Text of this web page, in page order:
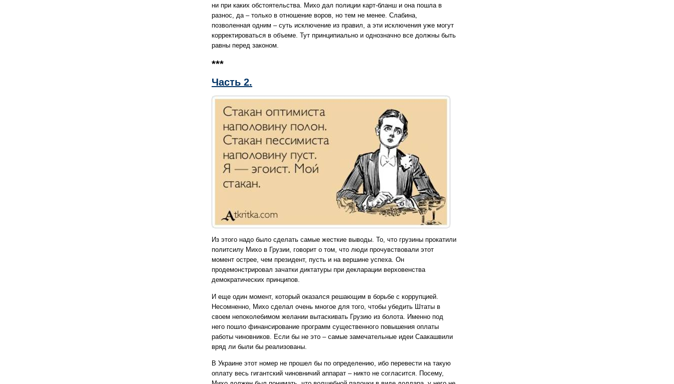
ни при каких обстоятельства. Михо дал полиции карт-бланш и она пошла в
разнос, да – только в отношение воров, но тем не менее. Слабина,
позволенная одним – суть исключение из правил, а эти исключения уже могут
корректироваться в объеме. Тут принципиально и однозначно все должны быть
равны перед законом.
***
Часть 2.
Из этого надо было сделать самые жесткие выводы. То, что грузины прокатили
политсилу Михо в Грузии, говорит о том, что люди прочувствовали этот
момент острее, чем президент, пусть и на вершине успеха. Он
продемонстрировал зачатки диктатуры при декларации верховенства
демократических принципов.
И еще один момент, который оказался решающим в борьбе с коррупцией.
Несомненно, Михо сделал очень многое для того, чтобы убедить Штаты в
своем непоколебимом желании вытаскивать Грузию из болота. Именно под
него пошло финансирование программ существенного повышения оплаты
работы чиновников. Если бы не это – самые замечательные идеи Саакашвили
вряд ли были бы реализованы.
В Украине этот номер не прошел бы по определению, ибо перевести на такую
оплату весь гигантский чиновничий аппарат – никто не согласится. Посему,